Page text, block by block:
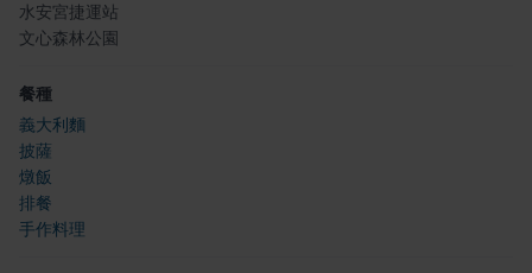
水安宮捷運站
文心森林公園
餐種
義大利麵
披薩
燉飯
排餐
手作料理